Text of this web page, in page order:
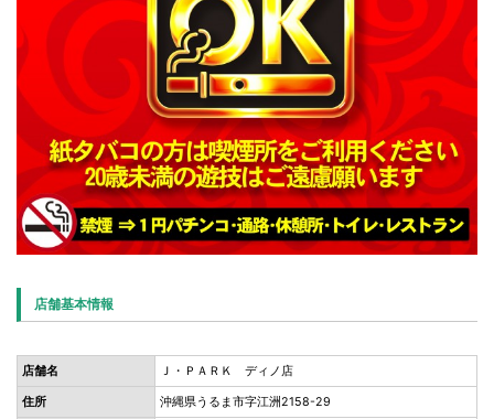
店舗基本情報
店舗名 Ｊ・ＰＡＲＫ ディノ店
住所 沖縄県うるま市字江洲2158-29